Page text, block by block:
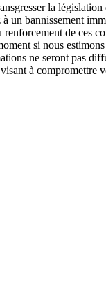
la
un bannissement
renforcement de ces
si nous
ne seront pas
à compromettre